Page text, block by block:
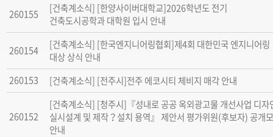
260155
[건축계소식] [한양사이버대학교]2026학년도 전기
건축도시공학과 대학원 입시 안내
260154
[건축계소식] [한국엔지니어링협회]제4회 대한민국 엔지니어링
대상 상식 안내
260153
[건축계소식] [전주시]전주 에코시티 체비지 매각 안내
260152
[건축계소식] [청주시]『성내로 공공 옥외광고물 개선사업 디자
실시설계 및 제작？설치 용역』 제안서 평가위원(후보자) 공개
안내